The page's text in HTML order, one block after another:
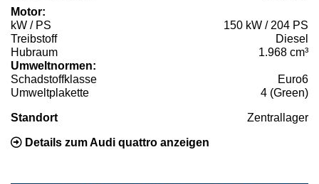
Motor:
kW / PS
150 kW / 204 PS
Treibstoff
Diesel
Hubraum
1.968 cm³
Umweltnormen:
Schadstoffklasse
Euro6
Umweltplakette
4 (Green)
Standort Zentrallager
Details zum Audi quattro anzeigen